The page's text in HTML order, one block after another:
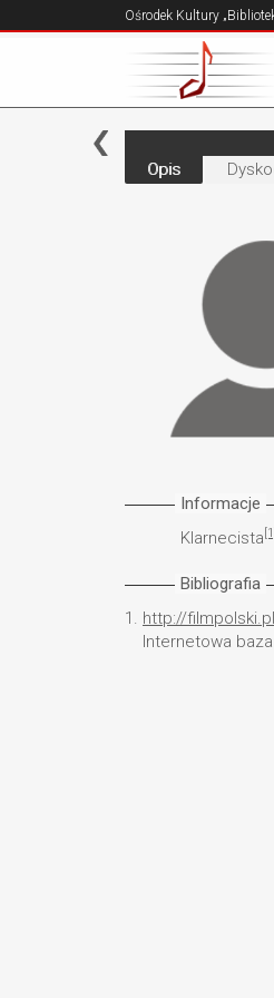
Ośrodek Kultury
Opis
Informacje
Klarnecista [1]
Bibliografia
1. http://
Internetowa